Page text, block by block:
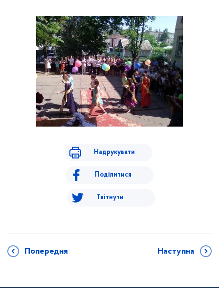
Надрукувати
Поділитися
Твітнути
Попередня Наступна